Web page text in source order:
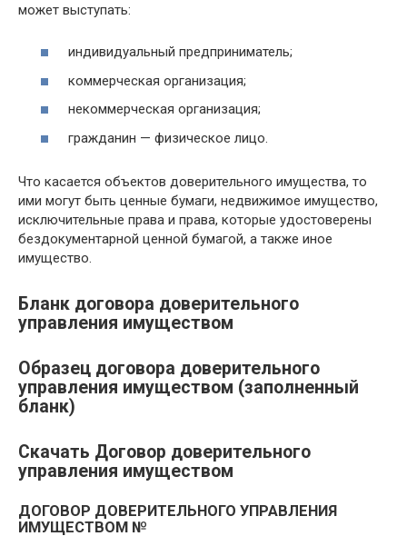
может выступать:
индивидуальный предприниматель;
коммерческая организация;
некоммерческая организация;
гражданин — физическое лицо.
Что касается объектов доверительного имущества, то
ими могут быть ценные бумаги, недвижимое имущество,
исключительные права и права, которые удостоверены
бездокументарной ценной бумагой, а также иное
имущество.
Бланк договора доверительного
управления имуществом
Образец договора доверительного
управления имуществом (заполненный
бланк)
Скачать Договор доверительного
управления имуществом
ДОГОВОР ДОВЕРИТЕЛЬНОГО УПРАВЛЕНИЯ
ИМУЩЕСТВОМ №